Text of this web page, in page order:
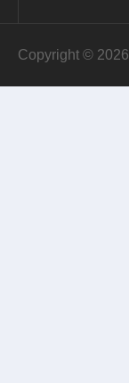
Copyright ©